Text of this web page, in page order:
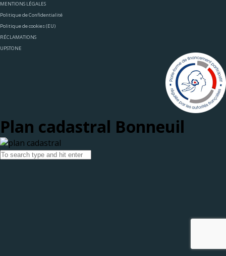
MENTIONS LÉGALES
Politique de Confidentialité
Politique de cookies (EU)
RÉCLAMATIONS
UPSTONE
Plan cadastral Bonneuil